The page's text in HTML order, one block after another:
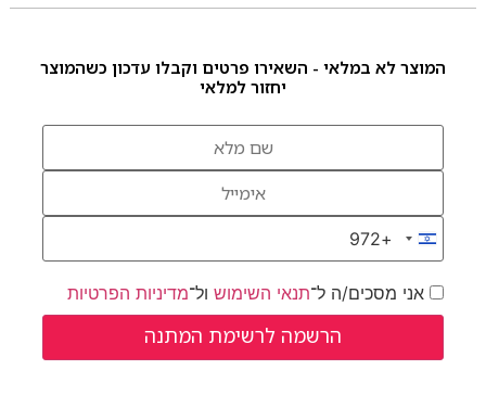
המוצר לא במלאי - השאירו פרטים וקבלו עדכון כשהמוצר
יחזור למלאי
Israel +972
+972
אני מסכים/ה ל־תנאי השימושול־מדיניות הפרטיות